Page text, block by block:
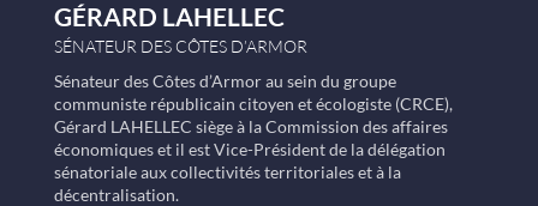
GÉRARD LAHELLEC
SÉNATEUR DES CÔTES D’ARMOR
Sénateur des Côtes d’Armor au sein du groupe
communiste républicain citoyen et écologiste (CRCE),
Gérard LAHELLEC siège à la Commission des affaires
économiques et il est Vice-Président de la délégation
sénatoriale aux collectivités territoriales et à la
décentralisation.